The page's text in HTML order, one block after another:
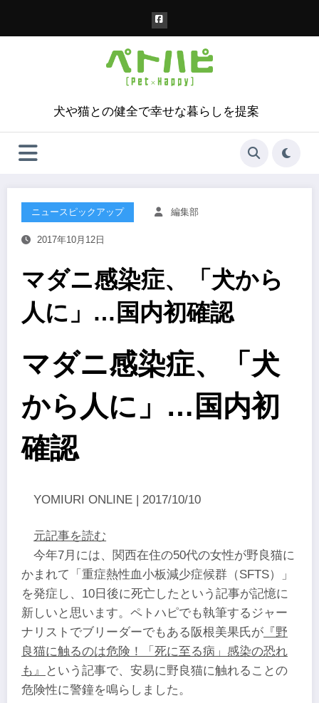
犬や猫との健全で幸せな暮らしを提案
ニュースピックアップ 編集部
2017年10月12日
マダニ感染症、「犬から
人に」…国内初確認
マダニ感染症、「犬
から人に」…国内初
確認
YOMIURI ONLINE | 2017/10/10
元記事を読む
今年7月には、関西在住の50代の女性が野良猫に
かまれて「重症熱性血小板減少症候群（SFTS）」
を発症し、10日後に死亡したという記事が記憶に
新しいと思います。ペトハピでも執筆するジャー
ナリストでブリーダーでもある阪根美果氏が 『野
良猫に触るのは危険！「死に至る病」感染の恐れ
も』
という記事で、安易に野良猫に触れることの
危険性に警鐘を鳴らしました。